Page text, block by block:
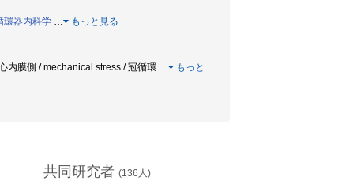
環器内科学 … もっと見る
内膜側 / mechanical stress / 冠循環 …
もっと
共同研究者 (136 人)